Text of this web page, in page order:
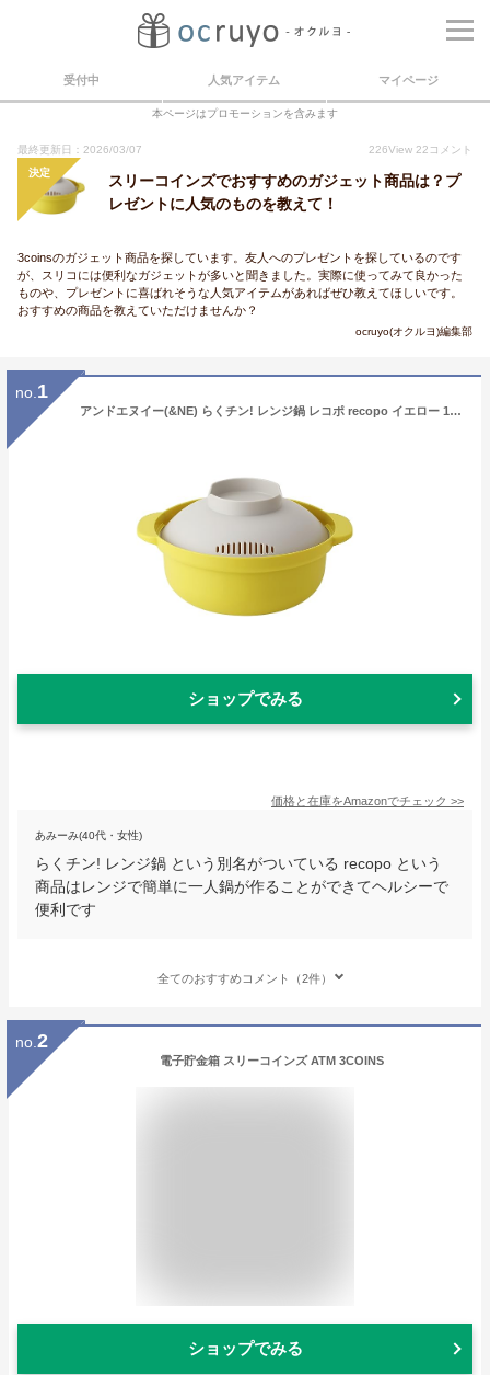
受付中 人気アイテム マイページ
本ページはプロモーションを含みます
最終更新日：2026/03/07 226View 22 コメント
決定
スリーコインズでおすすめのガジェット商品は？プ
レゼントに人気のものを教えて！
3coinsのガジェット商品を探しています。友人へのプレゼントを探しているのです
が、スリコには便利なガジェットが多いと聞きました。実際に使ってみて良かった
ものや、プレゼントに喜ばれそうな人気アイテムがあればぜひ教えてほしいです。
おすすめの商品を教えていただけませんか？
ocruyo(オクルヨ)編集部
no. 1
アンドエヌイー(&NE) らくチン! レンジ鍋 レコポ recopo イエロー 1.5L 日本製 一人用 レシピ付き 小型 軽量 レンジ調理鍋 電子レンジ用 鍋 ラーメン パスタ NIM-118-YE
ショップでみる
価格と在庫をAmazonでチェック >>
あみーみ(40代・女性)
らくチン! レンジ鍋 という別名がついている recopo という
商品はレンジで簡単に一人鍋が作ることができてヘルシーで
便利です
全てのおすすめコメント（2件）
no. 2
電子貯金箱 スリーコインズ ATM 3COINS
ショップでみる